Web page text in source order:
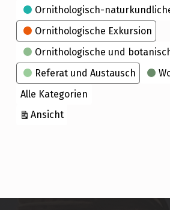
Ornithologisch-
Ornithologische Exkursion
Ornithologische und
Referat und Austausch
Alle Kategorien
Ansichtausdrucken